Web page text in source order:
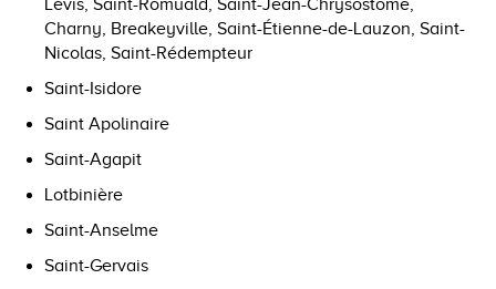
Charny, Breakeyville, Saint-Étienne-de-Lauzon, Saint-
Nicolas, Saint-Rédempteur
Saint-Isidore
Saint Apolinaire
Saint-Agapit
Lotbinière
Saint-Anselme
Saint-Gervais